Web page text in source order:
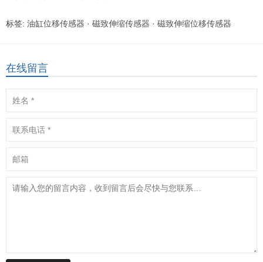
标签: 油缸位移传感器 · 磁致伸缩传感器 · 磁致伸缩位移传感器
在线留言